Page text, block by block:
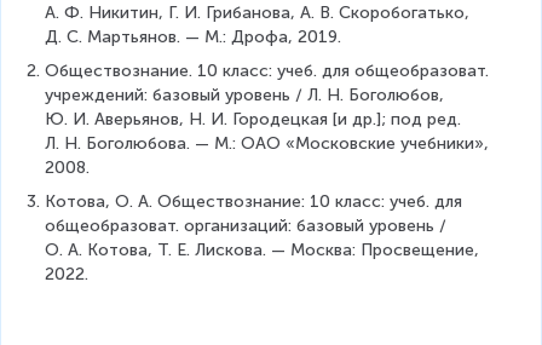
А. Ф. Никитин, Г. И. Грибанова, А. В. Скоробогатько,
Д. С. Мартьянов. — М.: Дрофа, 2019.
Обществознание. 10 класс: учеб. для общеобразоват.
учреждений: базовый уровень / Л. Н. Боголюбов,
Ю. И. Аверьянов, Н. И. Городецкая [и др.]; под ред.
Л. Н. Боголюбова. — М.: ОАО «Московские учебники»,
2008.
Котова, О. А. Обществознание: 10 класс: учеб. для
общеобразоват. организаций: базовый уровень /
О. А. Котова, Т. Е. Лискова. — Москва: Просвещение,
2022.